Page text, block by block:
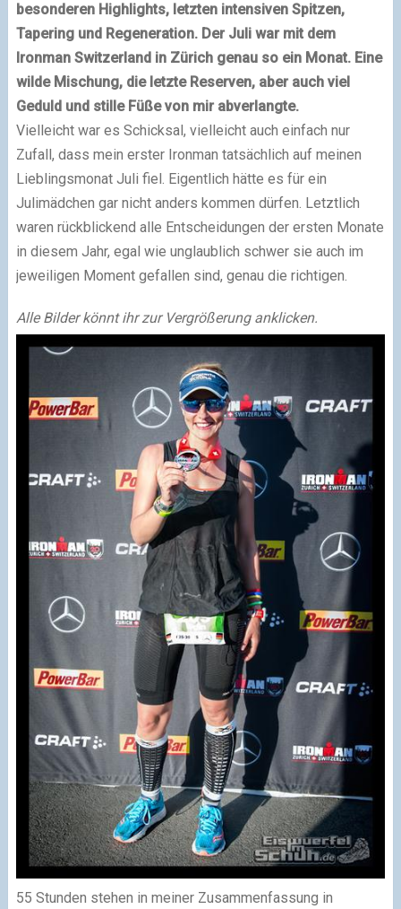
besonderen Highlights, letzten intensiven Spitzen,
Tapering und Regeneration. Der Juli war mit dem
Ironman Switzerland in Zürich genau so ein Monat. Eine
wilde Mischung, die letzte Reserven, aber auch viel
Geduld und stille Füße von mir abverlangte.
Vielleicht war es Schicksal, vielleicht auch einfach nur
Zufall, dass mein erster Ironman tatsächlich auf meinen
Lieblingsmonat Juli fiel. Eigentlich hätte es für ein
Julimädchen gar nicht anders kommen dürfen. Letztlich
waren rückblickend alle Entscheidungen der ersten Monate
in diesem Jahr, egal wie unglaublich schwer sie auch im
jeweiligen Moment gefallen sind, genau die richtigen.
Alle Bilder könnt ihr zur Vergrößerung anklicken.
55 Stunden stehen in meiner Zusammenfassung in